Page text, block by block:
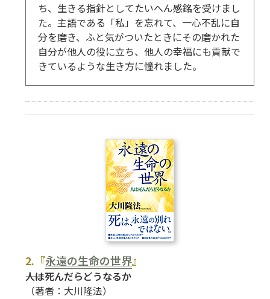
ち、生きる指針としてたいへん感銘を受けまし
た。主語である「私」を忘れて、一心不乱に自
分を磨き、ふと気がついたときにその磨かれた
自分が他人の役に立ち、他人の幸福にも貢献で
きているような生き方に憧れました。
2.『永遠の生命の世界』
――人は死んだらどうなるか
（著者：大川隆法）